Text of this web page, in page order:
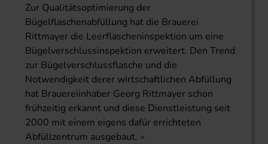
Zur Qualitätsoptimierung der
Bügelflaschenabfüllung hat die Brauerei
Rittmayer die Leerflascheninspektion um eine
Bügelverschlussinspektion erweitert. Den Trend
zur Bügelverschlussflasche und die
Notwendigkeit derer wirtschaftlichen Abfüllung
hat Brauereiinhaber Georg Rittmayer schon
frühzeitig erkannt und diese Dienstleistung seit
2000 mit einem eigens dafür errichteten
Abfüllzentrum ausgebaut.